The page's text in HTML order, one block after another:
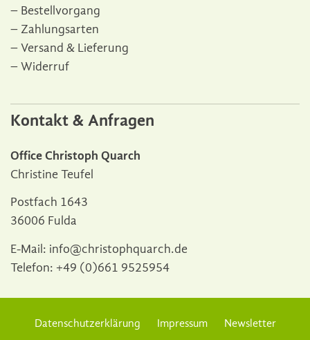
Bestellvorgang
Zahlungsarten
Versand & Lieferung
Widerruf
Kontakt & Anfragen
Office Christoph Quarch
Christine Teufel
Postfach 1643
36006 Fulda
E-Mail: info@christophquarch.de
Telefon: +49 (0)661 9525954
Datenschutzerklärung Impressum Newsletter